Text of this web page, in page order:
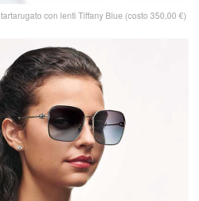
con lenti Tiffany Blue (costo 350,00 €)